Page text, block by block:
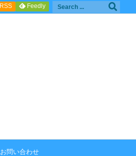
お問い合わせ
RSS Feedly